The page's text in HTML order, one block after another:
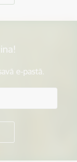
e-pastā.